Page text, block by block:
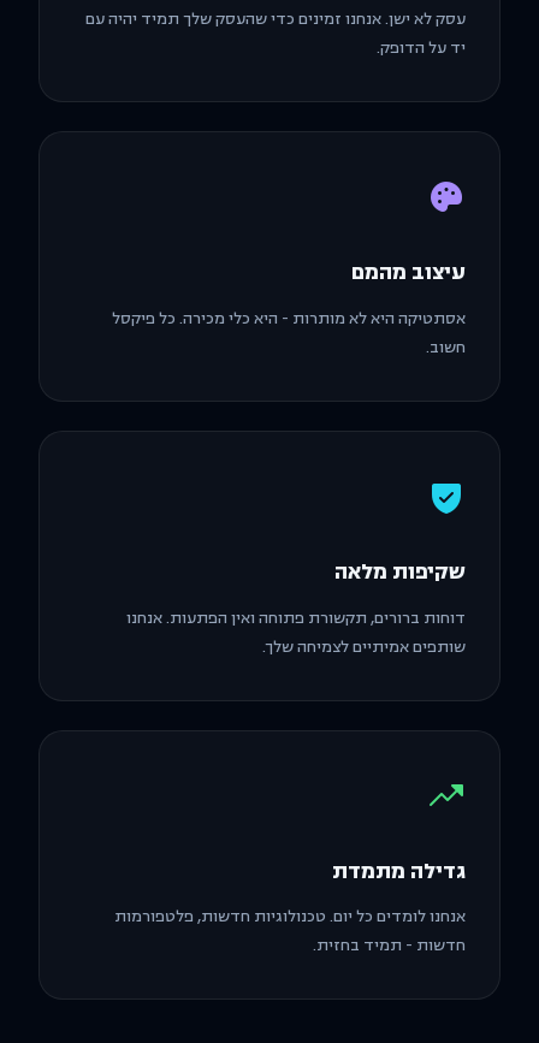
עסק לא ישן. אנחנו זמינים כדי שהעסק שלך תמיד יהיה עם
יד על הדופק.
עיצוב מהמם
אסתטיקה היא לא מותרות - היא כלי מכירה. כל פיקסל
חשוב.
שקיפות מלאה
דוחות ברורים, תקשורת פתוחה ואין הפתעות. אנחנו
שותפים אמיתיים לצמיחה שלך.
גדילה מתמדת
אנחנו לומדים כל יום. טכנולוגיות חדשות, פלטפורמות
חדשות - תמיד בחזית.